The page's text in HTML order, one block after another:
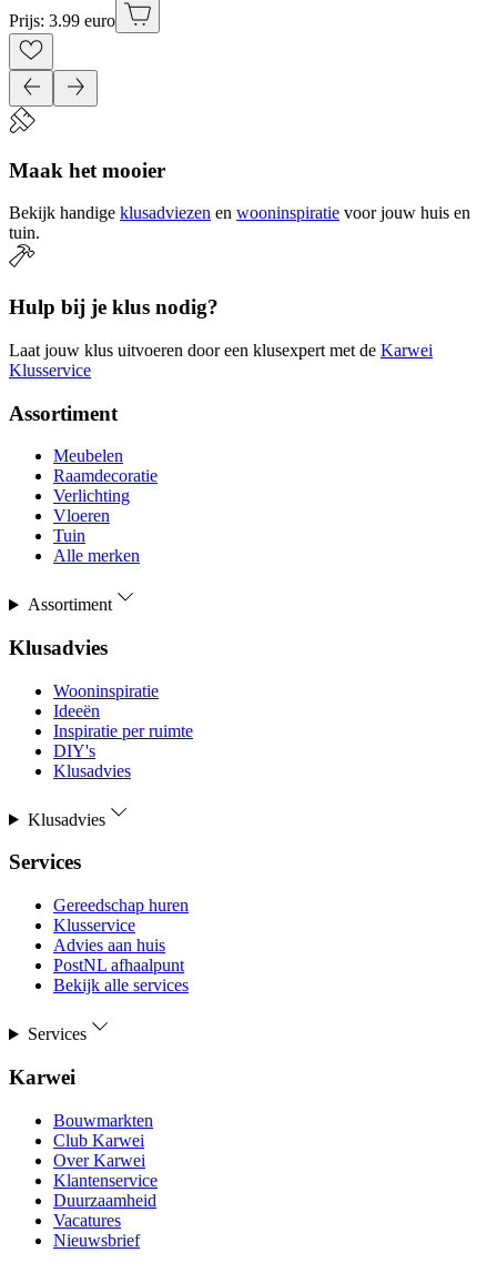
Prijs: 3.99 euro
Maak het mooier
Bekijk handige klusadviezen en wooninspiratie voor jouw huis en
tuin.
Hulp bij je klus nodig?
Laat jouw klus uitvoeren door een klusexpert met de Karwei
Klusservice
Assortiment
Meubelen
Raamdecoratie
Verlichting
Vloeren
Tuin
Alle merken
Assortiment
Klusadvies
Wooninspiratie
Ideeën
Inspiratie per ruimte
DIY's
Klusadvies
Klusadvies
Services
Gereedschap huren
Klusservice
Advies aan huis
PostNL afhaalpunt
Bekijk alle services
Services
Karwei
Bouwmarkten
Club Karwei
Over Karwei
Klantenservice
Duurzaamheid
Vacatures
Nieuwsbrief